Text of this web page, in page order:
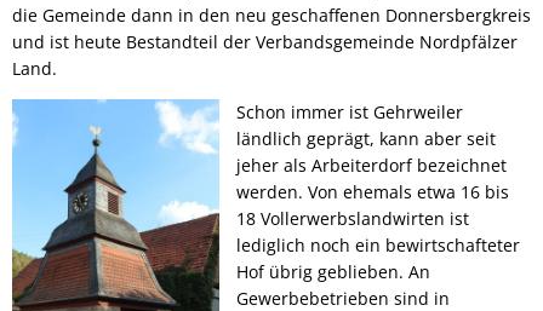
die Gemeinde dann in den neu geschaffenen Donnersbergkreis
und ist heute Bestandteil der Verbandsgemeinde Nordpfälzer
Land.
Schon immer ist Gehrweiler
ländlich geprägt, kann aber seit
jeher als Arbeiterdorf bezeichnet
werden. Von ehemals etwa 16 bis
18 Vollerwerbslandwirten ist
lediglich noch ein bewirtschafteter
Hof übrig geblieben. An
Gewerbebetrieben sind in